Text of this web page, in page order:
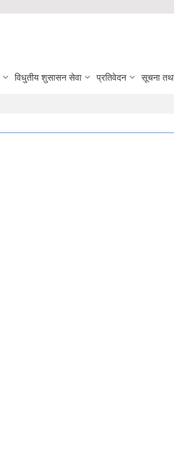
विधुतीय शुसासन सेवा प्रतिवेदन सूचना